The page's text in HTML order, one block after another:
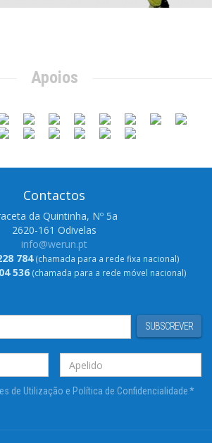
Apoios
Contactos
da Quintinha, Nº 5a
2620-161 Odivelas
info@werun.pt
784(chamada para a rede fixa nacional)
536(chamada para a rede móvel nacional)
SUBSCREVER
de Utilização e Política de Confidencialidade*